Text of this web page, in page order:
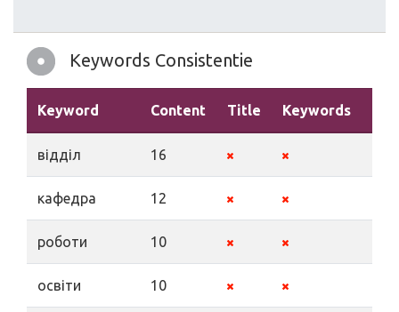
Keywords Consistentie
Keyword Content Title Keywords
відділ 16
кафедра 12
роботи 10
освіти 10